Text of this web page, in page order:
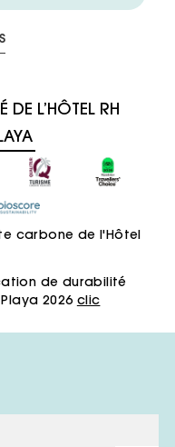
DE L’HÔTEL RH
carbone de l'Hôtel
de durabilité
2026 clic